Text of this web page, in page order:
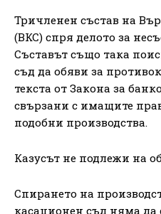
Тричленен състав на
(ВКС) спря делото за
Съставът също така
съд да обяви за
текста от Закона за
свързани с имащите
подобни производства.
Казусът не подлежи на
Спирането на
касационен съд няма да